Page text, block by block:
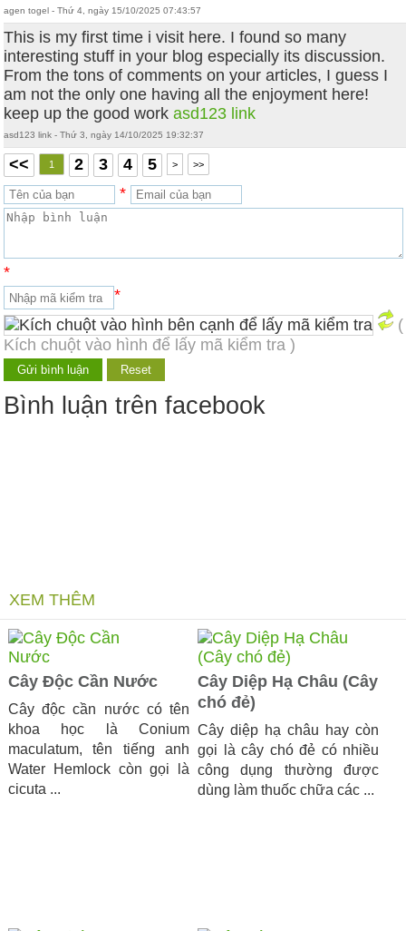
agen togel - Thứ 4, ngày 15/10/2025 07:43:57
This is my first time i visit here. I found so many
interesting stuff in your blog especially its discussion.
From the tons of comments on your articles, I guess I
am not the only one having all the enjoyment here!
keep up the good workasd123 link
asd123 link - Thứ 3, ngày 14/10/2025 19:32:37
<< 1 2 3 4 5 > >>
*
*
*
(
Kích chuột vào hình để lấy mã kiểm tra )
Bình luận trên facebook
XEM THÊM
Cây Độc Cần Nước
Cây độc cần nước có tên
khoa học là Conium
maculatum, tên tiếng anh
Water Hemlock còn gọi là
cicuta ...
Cây Diệp Hạ Châu (Cây
chó đẻ)
​Cây diệp hạ châu hay còn
gọi là cây chó đẻ có nhiều
công dụng thường được
dùng làm thuốc chữa các ...